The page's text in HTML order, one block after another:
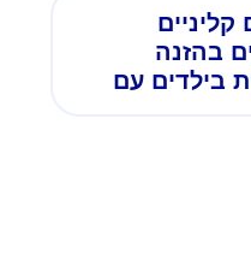
קליניים
בהזנה
בילדים עם